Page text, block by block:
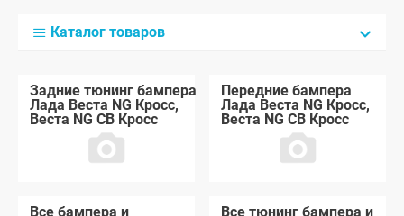
Каталог товаров
Задние тюнинг бампера
Лада Веста NG Кросс,
Веста NG СВ Кросс
Передние бампера
Лада Веста NG Кросс,
Веста NG СВ Кросс
Все бампера и
Все тюнинг бампера и